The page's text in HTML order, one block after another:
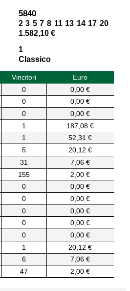
5840
2 3 5 7 8 11 13 14 17 20
1.582,10 €
1
Classico
Vincitori
Euro
0
0,00 €
0
0,00 €
0
0,00 €
1
187,08 €
1
52,31 €
5
20,12 €
31
7,06 €
155
2,00 €
0
0,00 €
0
0,00 €
0
0,00 €
0
0,00 €
0
0,00 €
1
20,12 €
6
7,06 €
47 2,00 €